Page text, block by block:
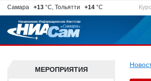
Самара +13 °C, Тольятти +14 °C
МЕРОПРИЯТИЯ